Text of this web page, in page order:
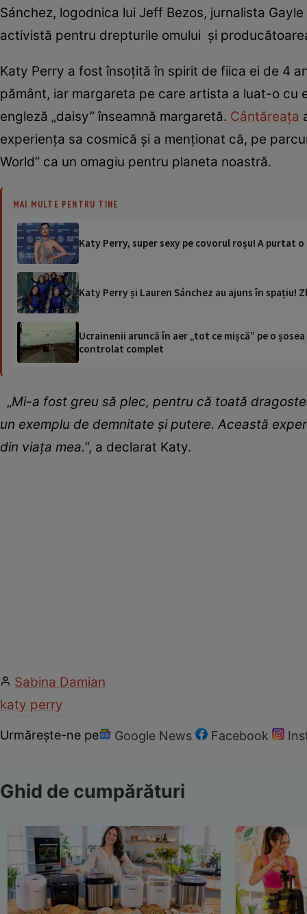
Sánchez, logodnica lui Jeff Bezos, jurnalista
activistă pentru drepturile omului și
Katy Perry a fost însoțită în spirit de fiica ei de 4
pământ, iar margareta pe care artista a luat-o cu
engleză „daisy” înseamnă margaretă. Cântăreața
experiența sa cosmică și a menționat că, pe
World” ca un omagiu pentru planeta noastră.
MAI MULTE PENTRU TINE
Katy Perry, super sexy pe covorul roșu! A purtat
Katy Perry și Lauren Sánchez au ajuns în spațiu!
Ucrainenii aruncă în aer „tot ce mișcă” pe o
controlat complet
„Mi-a fost greu să plec, pentru că toată
un exemplu de demnitate și putere. Această
din viața mea.”, a declarat Katy.
Sabina Damian
katy perry
Urmărește-ne pe Google News Facebook
Ghid de cumpărături